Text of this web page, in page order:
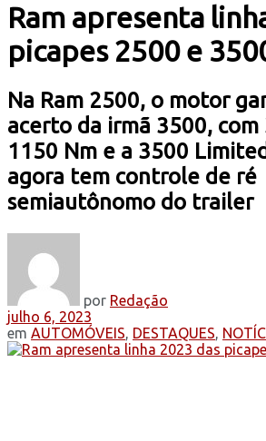
Ram apresenta
picapes 2500 e
Na Ram 2500, o motor
acerto da irmã 3500, com
1150 Nm e a 3500
agora tem controle de ré
semiautônomo do trailer
por Redação
julho 6, 2023
em AUTOMÓVEIS, DESTAQUES,